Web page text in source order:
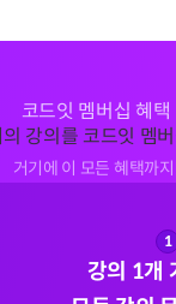
코드잇 멤버십 혜택
강의를 코드잇 멤
거기에 이 모든 혜택까
1
강의 1개